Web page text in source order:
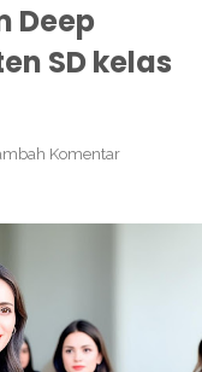
Deep
SD kelas
Komentar